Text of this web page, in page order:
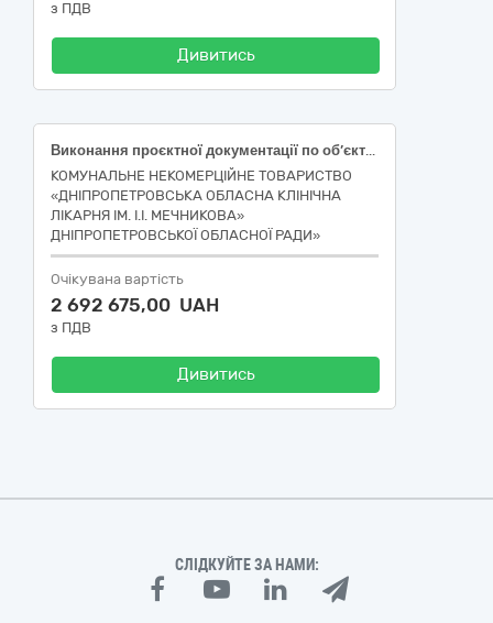
з ПДВ
Дивитись
Виконання проєктної документації по об’єкту: «Реконструкція частини приміщень Головного корпусу КНТ «Дніпропетровська обласна клінічна лікарня ім. І.І. Мечникова» ДОР» під Центр комбустіології та реконструктивної хірургії, за адресою: пл. Соборна, 14, м. Дніпро»
КОМУНАЛЬНЕ НЕКОМЕРЦІЙНЕ ТОВАРИСТВО
«ДНІПРОПЕТРОВСЬКА ОБЛАСНА КЛІНІЧНА
ЛІКАРНЯ ІМ. І.І. МЕЧНИКОВА»
ДНІПРОПЕТРОВСЬКОЇ ОБЛАСНОЇ РАДИ»
Очікувана вартість
2 692 675,00 UAH
з ПДВ
Дивитись
СЛІДКУЙТЕ ЗА НАМИ: